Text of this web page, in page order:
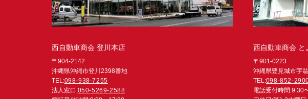
西自動車商会 登川本店
〒904-2142
沖縄県沖縄市登川2398番地
TEL:098-938-7255
法人窓口:050-5269-2588
西自動車商会 と
〒901-0223
沖縄県豊見城市字
TEL:098-852-
電話受付時間:9:30